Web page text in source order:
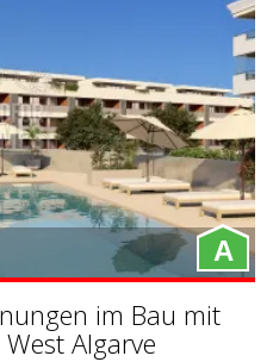
A
im Bau mit
Algarve